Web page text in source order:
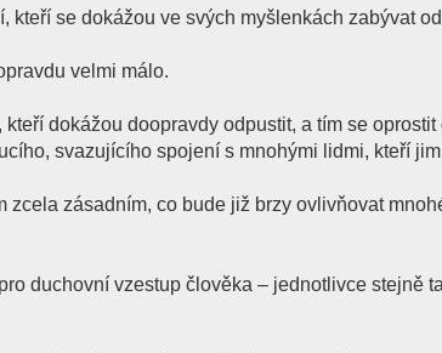
kteří se dokážou ve svých myšlenkách zabývat
velmi málo.
dokážou doopravdy odpustit, a tím se
svazujícího spojení s mnohými lidmi, kteří
zcela zásadním, co bude již brzy ovlivňovat
duchovní vzestup člověka – jednotlivce stejně